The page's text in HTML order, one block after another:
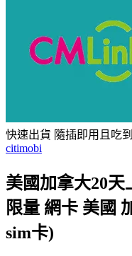
快速出貨 隨插即用且吃
citimobi
美國加拿大20
限量 網卡 美國
sim卡)